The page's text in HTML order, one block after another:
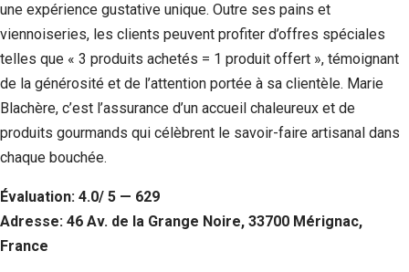
une expérience gustative unique. Outre ses pains et
viennoiseries, les clients peuvent profiter d’offres spéciales
telles que « 3 produits achetés = 1 produit offert », témoignant
de la générosité et de l’attention portée à sa clientèle. Marie
Blachère, c’est l’assurance d’un accueil chaleureux et de
produits gourmands qui célèbrent le savoir-faire artisanal dans
chaque bouchée.
Évaluation: 4.0/ 5 — 629
Adresse: 46 Av. de la Grange Noire, 33700 Mérignac,
France